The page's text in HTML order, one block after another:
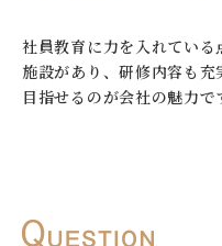
社員教育に力を入れてい
施設があり、研修内容も
目指せるのが会社の魅力で